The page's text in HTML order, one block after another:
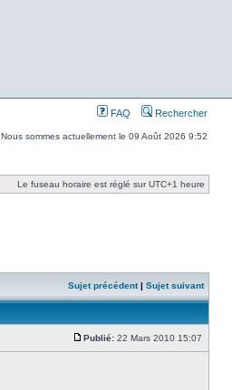
FAQ Rechercher
Nous sommes actuellement le 09 Août 2026 9:52
Le fuseau horaire est réglé sur UTC+1 heure
Sujet précédent| Sujet suivant
Publié: 22 Mars 2010 15:07